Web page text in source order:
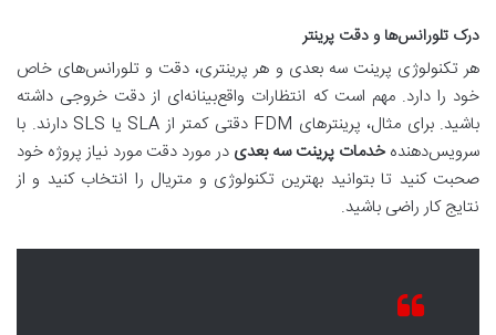
درک تلورانس‌ها و دقت پرینتر
هر تکنولوژی پرینت سه بعدی و هر پرینتری، دقت و تلورانس‌های خاص
خود را دارد. مهم است که انتظارات واقع‌بینانه‌ای از دقت خروجی داشته
باشید. برای مثال، پرینترهای FDM دقتی کمتر از SLA یا SLS دارند. با
سرویس‌دهنده خدمات پرینت سه بعدی در مورد دقت مورد نیاز پروژه خود
صحبت کنید تا بتوانید بهترین تکنولوژی و متریال را انتخاب کنید و از
نتایج کار راضی باشید.